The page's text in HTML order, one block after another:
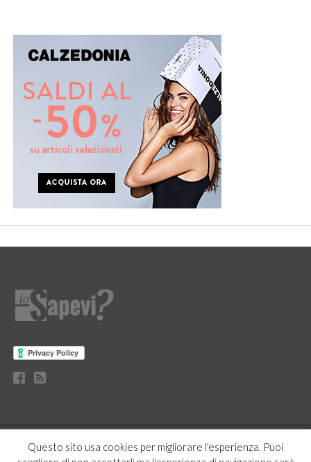
NEWS
CASA E CUCINA
Questo sito usa cookies per migliorare l'esperienza. Puoi